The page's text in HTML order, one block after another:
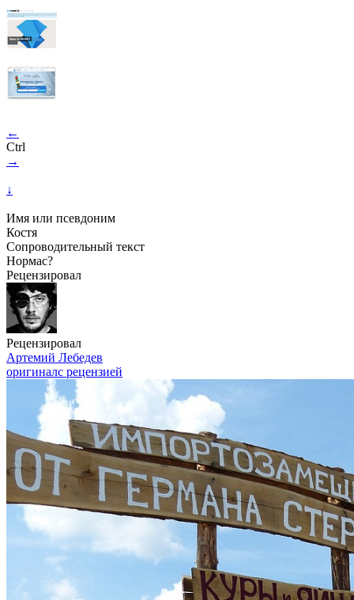
←
Ctrl
→
↓
Имя или псевдоним
Костя
Сопроводительный текст
Нормас?
Рецензировал
Рецензировал
Артемий Лебедев
оригиналс рецензией